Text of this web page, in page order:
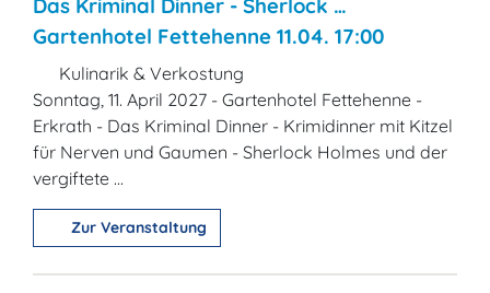
Das Kriminal Dinner - Sherlock …
Gartenhotel Fettehenne 11.04. 17:00
Kulinarik & Verkostung
Sonntag, 11. April 2027 - Gartenhotel Fettehenne -
Erkrath - Das Kriminal Dinner - Krimidinner mit Kitzel
für Nerven und Gaumen - Sherlock Holmes und der
vergiftete ...
Zur Veranstaltung